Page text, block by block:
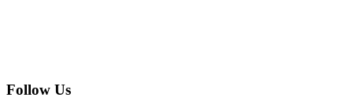
Follow Us